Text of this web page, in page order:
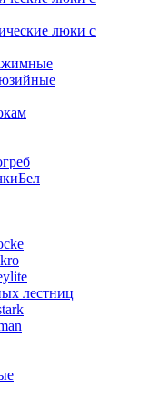
люки с
лестниц